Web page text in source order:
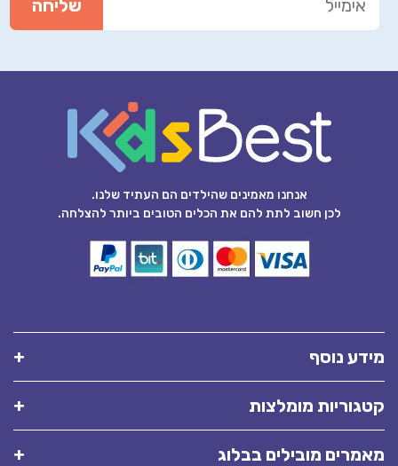
אנחנו מאמינים שהילדים הם העתיד שלנו.
לכן חשוב לתת להם את הכלים הטובים ביותר להצלחה.
מידע נוסף
קטגוריות מומלצות
מאמרים מובילים בבלוג